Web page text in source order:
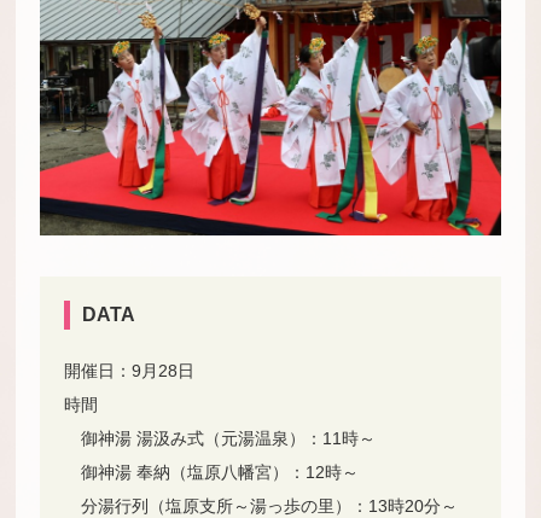
DATA
開催日：9月28日
時間
御神湯 湯汲み式（元湯温泉）：11時～
御神湯 奉納（塩原八幡宮）：12時～
分湯行列（塩原支所～湯っ歩の里）：13時20分～